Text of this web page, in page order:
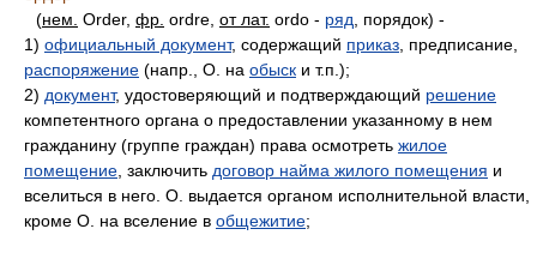
(нем. Order, фр. ordre, от лат. ordo - ряд , порядок) -
1) официальный документ, содержащий приказ , предписание,
распоряжение (напр., О. на обыск и т.п.);
2) документ, удостоверяющий и подтверждающий решение
компетентного органа о предоставлении указанному в нем
гражданину (группе граждан) права осмотреть жилое
помещение , заключить договор найма жилого помещения и
вселиться в него. О. выдается органом исполнительной власти,
кроме О. на вселение в общежитие;